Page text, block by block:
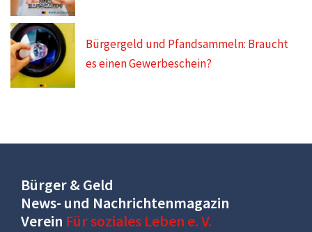
Bürgergeld und Pfandsammeln: Braucht
es einen Gewerbeschein?
Bürger & Geld
News- und Nachrichtenmagazin
Verein Für soziales Leben e. V.